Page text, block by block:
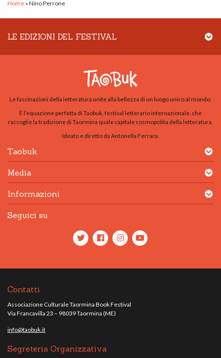
Home » Nino Perrone
LE EDIZIONI DEL FESTIVAL
Le fascinazioni della letteratura unite alla bellezza di un luogo unico al mondo.
È l’equazione perfetta di Taobuk, festival letterario internazionale, che
raccoglie la tradizione di Taormina quale capitale cosmopolita della letteratura.
Ideato e diretto da Antonella Ferrara.
Taobuk
Media
Informazioni
Seguici su
Contatti
Associazione Culturale Taormina Book Festival
Via Francavilla 23 – 98039 Taormina (ME)
info@taobuk.it
Segreteria Organizzativa